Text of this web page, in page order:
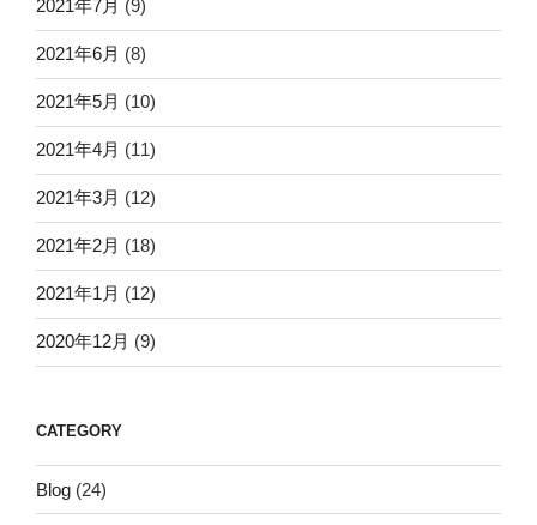
2021年7月 (9)
2021年6月 (8)
2021年5月 (10)
2021年4月 (11)
2021年3月 (12)
2021年2月 (18)
2021年1月 (12)
2020年12月 (9)
CATEGORY
Blog (24)